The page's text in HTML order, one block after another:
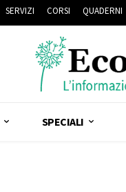
SERVIZI CORSI QUADERNI
SPECIALI